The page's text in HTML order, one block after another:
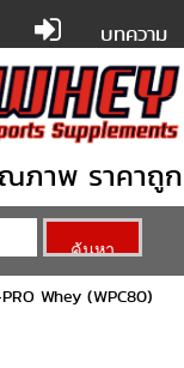
บทความ
ณภาพ ราคาถูก
Whey (WPC80)